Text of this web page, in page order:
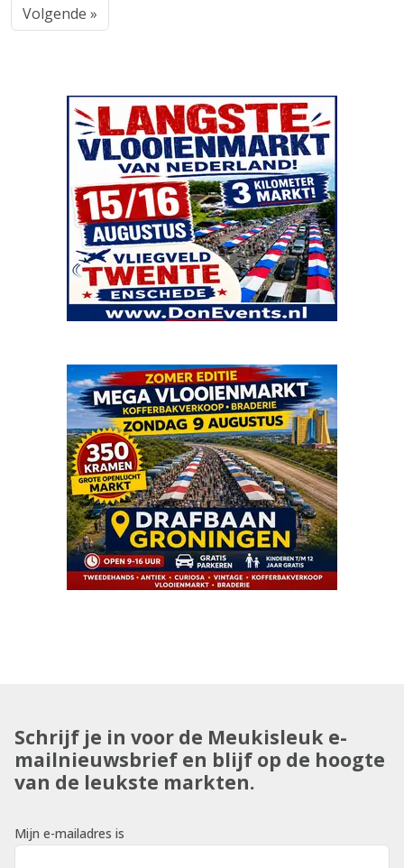
Volgende »
Schrijf je in voor de Meukisleuk e-
mailnieuwsbrief en blijf op de hoogte
van de leukste markten.
Mijn e-mailadres is